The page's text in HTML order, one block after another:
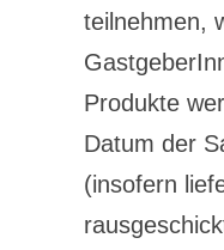
teilnehmen,
Produkte
Datum der
(insofern